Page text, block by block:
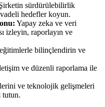
sürdürülebilirlik
hedefler koyun.
Yapay zeka ve veri
izleyin, raporlayın ve
eğitimlerle bilinçlendirin ve
ve düzenli raporlama ile
ve teknolojik gelişmeleri
tutun.